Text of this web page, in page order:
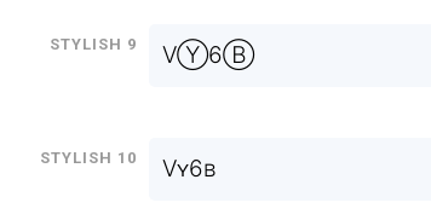
Stylish 9 VⓎ6Ⓑ
Stylish 10 Vʏ6ʙ